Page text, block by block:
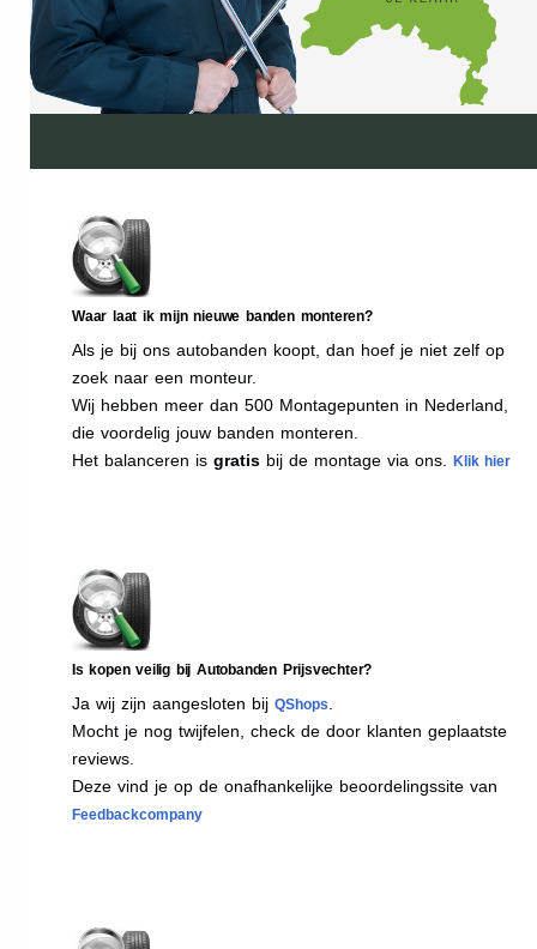
Waar laat ik mijn nieuwe banden monteren?
Als je bij ons autobanden koopt, dan hoef je niet zelf op
zoek naar een monteur.
Wij hebben meer dan 500 Montagepunten in Nederland,
die voordelig jouw banden monteren.
Het balanceren is gratis bij de montage via ons. Klik hier
Is kopen veilig bij Autobanden Prijsvechter?
Ja wij zijn aangesloten bij QShops
Mocht je nog twijfelen, check de door klanten geplaatste
reviews.
Deze vind je op de onafhankelijke beoordelingssite van
Feedbackcompany